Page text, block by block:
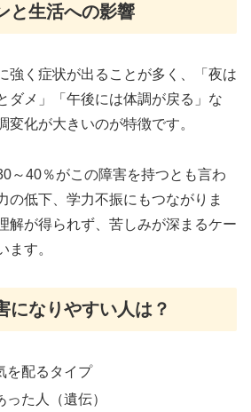
と生活への影響
強く症状が出ることが多く、「夜は
ダメ」「午後には体調が戻る」な
変化が大きいのが特徴です。
～40％がこの障害を持つとも言わ
の低下、学力不振にもつながりま
解が得られず、苦しみが深まるケー
ます。
になりやすい人は？
を配るタイプ
た人（遺伝）